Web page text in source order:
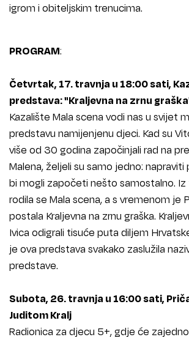
igrom i obiteljskim trenucima.
PROGRAM:
Četvrtak, 17. travnja u 18:00 sati,
predstava: "Kraljevna na zrnu
Kazalište Mala scena vodi nas u svijet
predstavu namijenjenu djeci. Kad su
više od 30 godina započinjali rad na
Malena, željeli su samo jedno:
bi mogli započeti nešto samostalno.
rodila se Mala scena, a s vremenom je
postala Kraljevna na zrnu graška.
Ivica odigrali tisuće puta diljem
je ova predstava svakako zaslužila
predstave.
Subota, 26. travnja u 16:00 sati,
Juditom Kralj
Radionica za djecu 5+, gdje će